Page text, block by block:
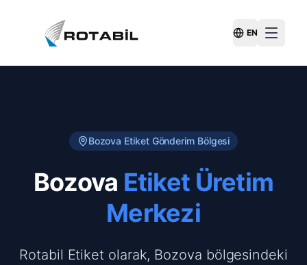
Switch
EN
Bozova Etiket Gönderim Bölgesi
Bozova Etiket Üretim
Merkezi
Rotabil Etiket olarak, Bozova bölgesindeki